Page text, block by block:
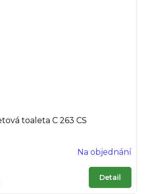
toaleta C 263 CS
Na objednání
Detail